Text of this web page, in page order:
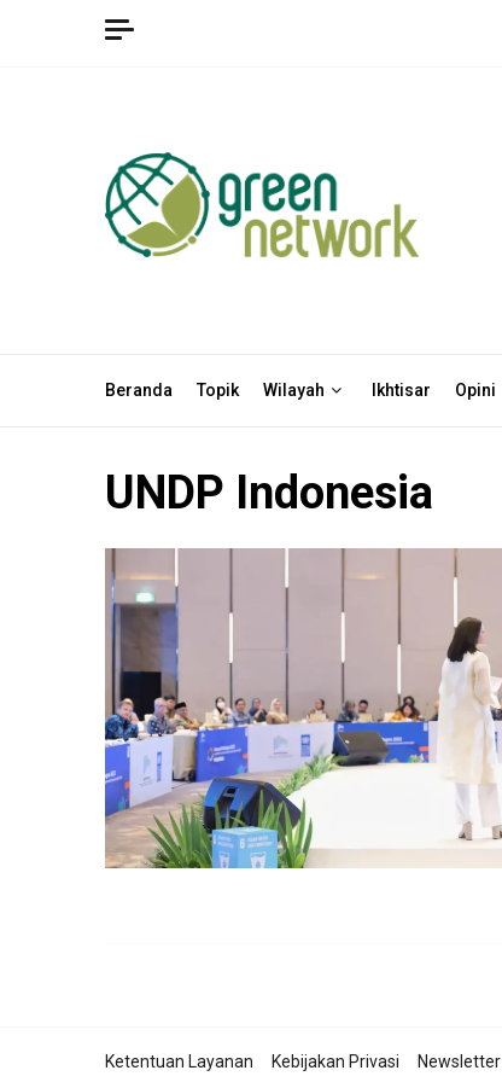
Beranda Topik Wilayah Ikhtisar Opini
UNDP Indonesia
Ketentuan Layanan Kebijakan Privasi Newsletter